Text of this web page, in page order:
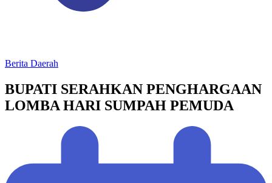
Berita Daerah
BUPATI SERAHKAN PENGHARGAAN
LOMBA HARI SUMPAH PEMUDA